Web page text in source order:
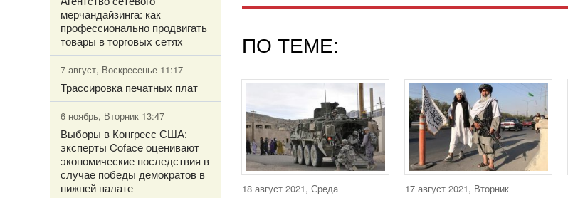
мерчандайзинга: как
профессионально продвигать
товары в торговых сетях
7 август, Воскресенье 11:17
Трассировка печатных плат
6 ноябрь, Вторник 13:47
Выборы в Конгресс США:
эксперты Coface оценивают
экономические последствия в
случае победы демократов в
нижней палате
ПО ТЕМЕ:
18 август 2021, Среда 17 август 2021, Вторник